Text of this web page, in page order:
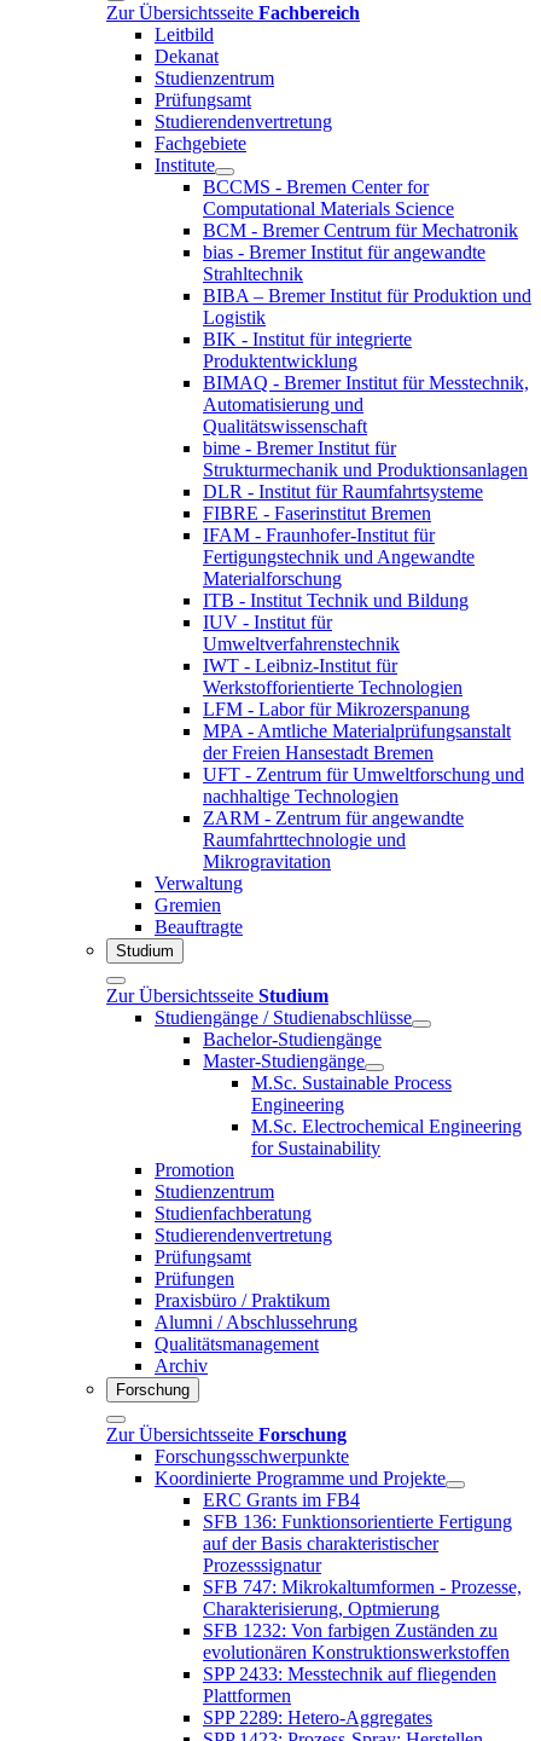
Zur Übersichtsseite Fachbereich
Leitbild
Dekanat
Studienzentrum
Prüfungsamt
Studierendenvertretung
Fachgebiete
Institute
BCCMS - Bremen Center for
Computational Materials Science
BCM - Bremer Centrum für Mechatronik
bias - Bremer Institut für angewandte
Strahltechnik
BIBA – Bremer Institut für Produktion und
Logistik
BIK - Institut für integrierte
Produktentwicklung
BIMAQ - Bremer Institut für Messtechnik,
Automatisierung und
Qualitätswissenschaft
bime - Bremer Institut für
Strukturmechanik und Produktionsanlagen
DLR - Institut für Raumfahrtsysteme
FIBRE - Faserinstitut Bremen
IFAM - Fraunhofer-Institut für
Fertigungstechnik und Angewandte
Materialforschung
ITB - Institut Technik und Bildung
IUV - Institut für
Umweltverfahrenstechnik
IWT - Leibniz-Institut für
Werkstofforientierte Technologien
LFM - Labor für Mikrozerspanung
MPA - Amtliche Materialprüfungsanstalt
der Freien Hansestadt Bremen
UFT - Zentrum für Umweltforschung und
nachhaltige Technologien
ZARM - Zentrum für angewandte
Raumfahrttechnologie und
Mikrogravitation
Verwaltung
Gremien
Beauftragte
Studium
Zur Übersichtsseite Studium
Studiengänge / Studienabschlüsse
Bachelor-Studiengänge
Master-Studiengänge
M.Sc. Sustainable Process
Engineering
M.Sc. Electrochemical Engineering
for Sustainability
Promotion
Studienzentrum
Studienfachberatung
Studierendenvertretung
Prüfungsamt
Prüfungen
Praxisbüro / Praktikum
Alumni / Abschlussehrung
Qualitätsmanagement
Archiv
Forschung
Zur Übersichtsseite Forschung
Forschungsschwerpunkte
Koordinierte Programme und Projekte
ERC Grants im FB4
SFB 136: Funktionsorientierte Fertigung
auf der Basis charakteristischer
Prozesssignatur
SFB 747: Mikrokaltumformen - Prozesse,
Charakterisierung, Optmierung
SFB 1232: Von farbigen Zuständen zu
evolutionären Konstruktionswerkstoffen
SPP 2433: Messtechnik auf fliegenden
Plattformen
SPP 2289: Hetero-Aggregates